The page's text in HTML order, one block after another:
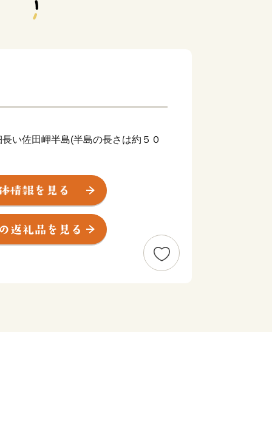
い佐田岬半島(半島の長さは約５０
の連なる海岸、北の瀬戸内海側はリ
年間平均気温16℃の温暖な海洋性気
畑で温州みかん、清見タンゴール、
です。
級魚の一本釣りや採介藻、底引き網漁